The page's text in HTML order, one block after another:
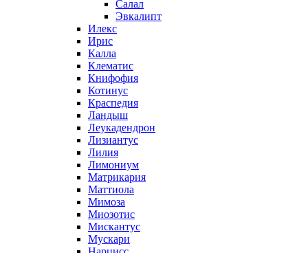
Салал
Эвкалипт
Илекс
Ирис
Калла
Клематис
Книфофия
Котинус
Краспедия
Ландыш
Леукадендрон
Лизиантус
Лилия
Лимониум
Матрикария
Маттиола
Мимоза
Миозотис
Мискантус
Мускари